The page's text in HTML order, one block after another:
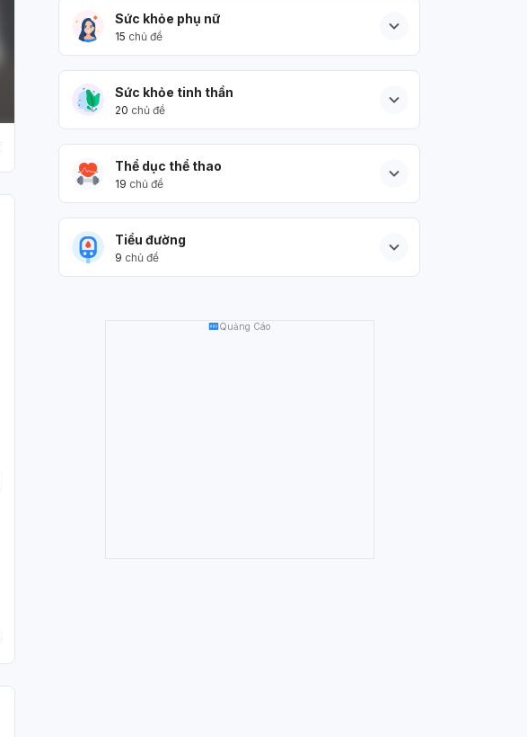
Sức khỏe phụ nữ
15 chủ đề
Sức khỏe tinh thần
20 chủ đề
Thể dục thể thao
19 chủ đề
Tiểu đường
9 chủ đề
Quảng Cáo